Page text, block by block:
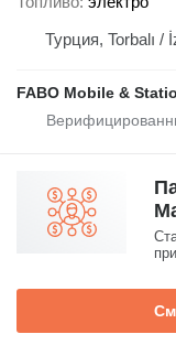
Турция, Torbalı /